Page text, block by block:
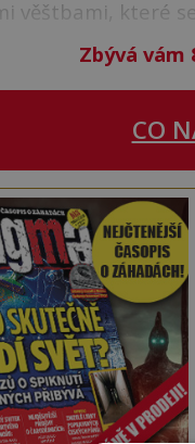
věštbami, které
Zbývá vám
CO